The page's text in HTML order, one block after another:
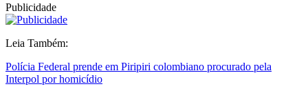
Publicidade
Leia Também:
Polícia Federal prende em Piripiri colombiano procurado pela
Interpol por homicídio